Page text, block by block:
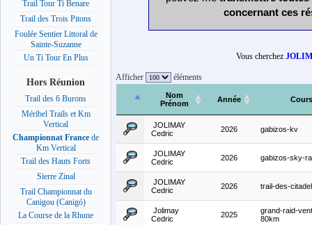
Trail Tour Ti Benare
Trail des Trois Pitons
Foulée Sentier Littoral de
Sainte-Suzanne
Un Ti Tour En Plus
Hors Réunion
Trail des 6 Burons
Méribel Trails et Km
Vertical
Championnat France de
Km Vertical
Trail des Hauts Forts
Sierre Zinal
Trail Championnat du
Canigou (Canigó)
La Course de la Rhune
concernant ces
Vous cherchez
Afficher éléments
Nom
Prénom
Année
JOLIMAY
Cedric
2026 gabizos-kv
JOLIMAY
Cedric
2026 gabizos-sky-
JOLIMAY
Cedric
2026 trail-des-
Jolimay
Cedric
2025
grand-raid-
80km